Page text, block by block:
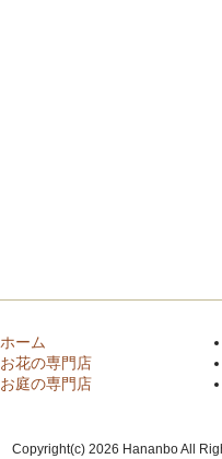
ホーム
お花の専門店
お庭の専門店
Copyright(c) 2026 Hananbo All